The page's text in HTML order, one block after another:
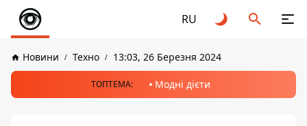
RU
Новини Техно 13:03, 26 Березня 2024
ТОПТЕМА: Модні дієти